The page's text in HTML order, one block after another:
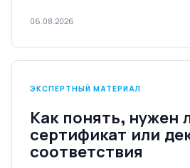
06.08.2026
ЭКСПЕРТНЫЙ МАТЕРИАЛ
Как понять, нужен
сертификат или
соответствия